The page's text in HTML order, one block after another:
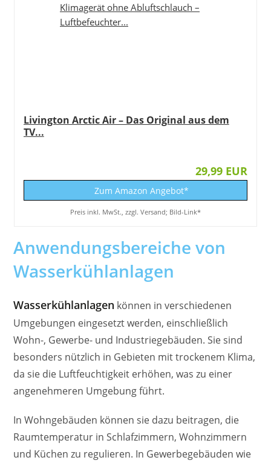
Livington Arctic Air – Das Original aus dem
TV...
29,99 EUR
Zum Amazon Angebot*
Preis inkl. MwSt., zzgl. Versand; Bild-Link*
Anwendungsbereiche von
Wasserkühlanlagen
Wasserkühlanlagen können in verschiedenen
Umgebungen eingesetzt werden, einschließlich
Wohn-, Gewerbe- und Industriegebäuden. Sie sind
besonders nützlich in Gebieten mit trockenem Klima,
da sie die Luftfeuchtigkeit erhöhen, was zu einer
angenehmeren Umgebung führt.
In Wohngebäuden können sie dazu beitragen, die
Raumtemperatur in Schlafzimmern, Wohnzimmern
und Küchen zu regulieren. In Gewerbegebäuden wie